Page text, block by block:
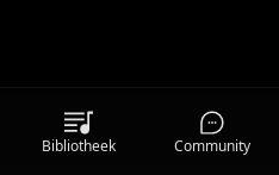
Bibliotheek Community